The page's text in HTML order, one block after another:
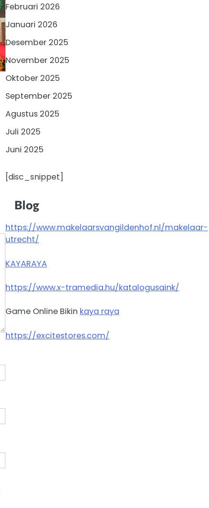
Februari 2026
Januari 2026
Desember 2025
November 2025
Oktober 2025
September 2025
Agustus 2025
Juli 2025
Juni 2025
[disc_snippet]
Blog
https://www.makelaarsvangildenhof.nl/makelaar-
utrecht/
KAYARAYA
https://www.x-tramedia.hu/katalogusaink/
Game Online Bikin kaya raya
https://excitestores.com/